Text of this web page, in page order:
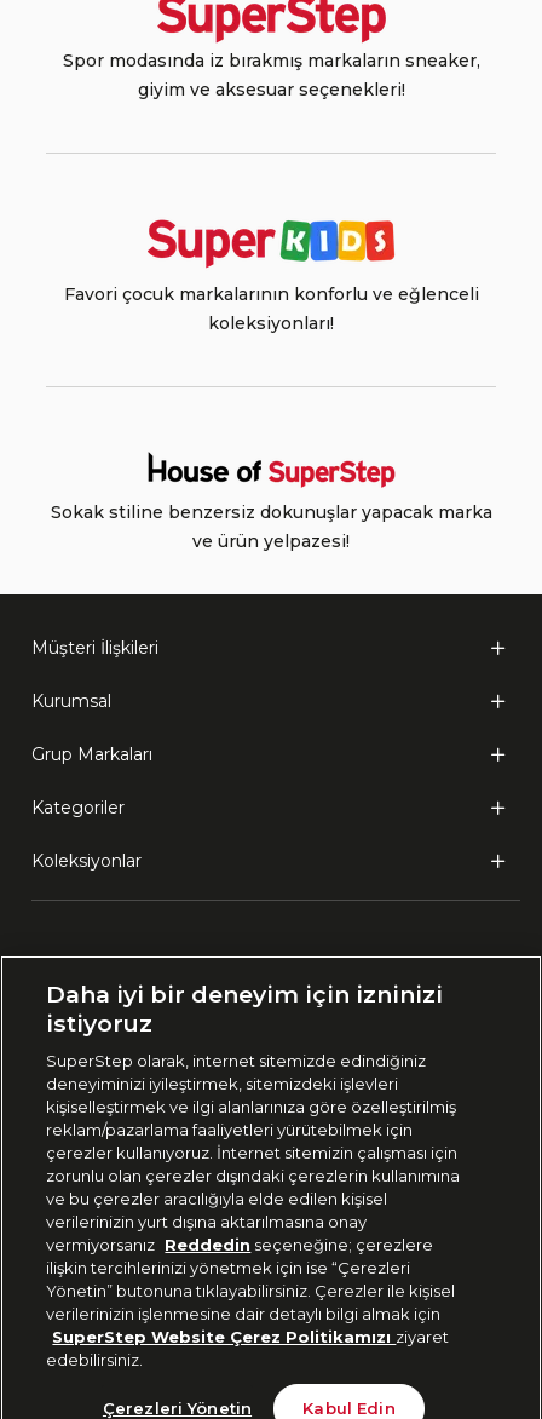
5.999 TL Sepete Ekle
Spor modasında iz bırakmış markaların sneaker,
giyim ve aksesuar seçenekleri!
Favori çocuk markalarının konforlu ve eğlenceli
koleksiyonları!
Sokak stiline benzersiz dokunuşlar yapacak marka
ve ürün yelpazesi!
Müşteri İlişkileri
Kurumsal
Grup Markaları
Kategoriler
Koleksiyonlar
🇹🇷 Türkiye
444 37 36
Uygulamadan Takip Edin
Bizi Takip Edin
Daha iyi bir deneyim için izninizi
istiyoruz
SuperStep olarak, internet sitemizde edindiğiniz
deneyiminizi iyileştirmek, sitemizdeki işlevleri
kişiselleştirmek ve ilgi alanlarınıza göre özelleştirilmiş
reklam/pazarlama faaliyetleri yürütebilmek için
çerezler kullanıyoruz. İnternet sitemizin çalışması için
zorunlu olan çerezler dışındaki çerezlerin kullanımına
ve bu çerezler aracılığıyla elde edilen kişisel
verilerinizin yurt dışına aktarılmasına onay
vermiyorsanız Reddedin seçeneğine; çerezlere
ilişkin tercihlerinizi yönetmek için ise “Çerezleri
Yönetin” butonuna tıklayabilirsiniz. Çerezler ile kişisel
verilerinizin işlenmesine dair detaylı bilgi almak için
SuperStep Website Çerez Politikamızı ziyaret
edebilirsiniz.
Çerezleri Yönetin Kabul Edin